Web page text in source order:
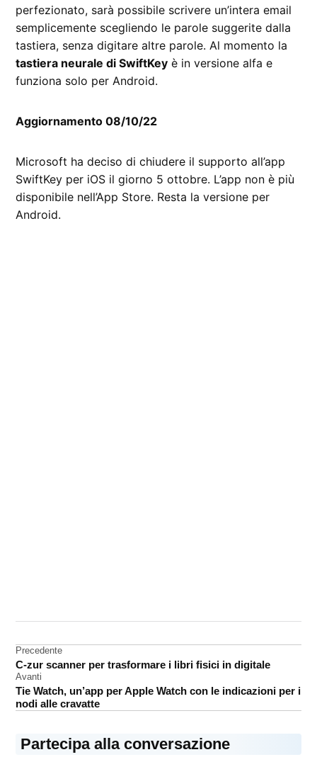
perfezionato, sarà possibile scrivere un’intera email
semplicemente scegliendo le parole suggerite dalla
tastiera, senza digitare altre parole. Al momento la
tastiera neurale di SwiftKey è in versione alfa e
funziona solo per Android.
Aggiornamento 08/10/22
Microsoft ha deciso di chiudere il supporto all’app
SwiftKey per iOS il giorno 5 ottobre. L’app non è più
disponibile nell’App Store. Resta la versione per
Android.
Navigazione
articoli
Precedente
C-zur scanner per trasformare i libri fisici in digitale
Avanti
Tie Watch, un’app per Apple Watch con le indicazioni per i
nodi alle cravatte
Partecipa alla conversazione